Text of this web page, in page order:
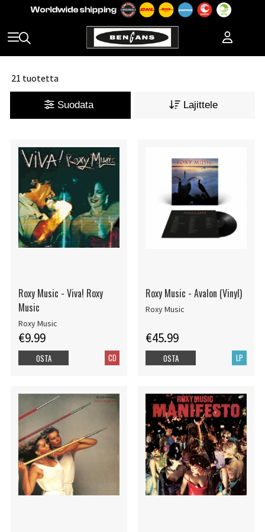
21 tuotetta
Suodata Lajittele
Roxy Music - Viva! Roxy
Music
Roxy Music
€9.99
CD
OSTA
Roxy Music - Avalon (Vinyl)
Roxy Music
€45.99
LP
OSTA